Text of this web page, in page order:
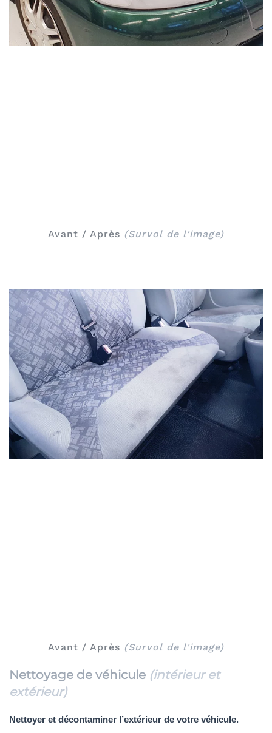
Avant / Après (Survol de l'image)
Avant / Après (Survol de l'image)
Nettoyage de véhicule (intérieur et
extérieur)
Nettoyer et décontaminer l’extérieur de votre véhicule.